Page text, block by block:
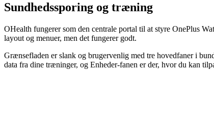
Sundhedssporing og træning
OHealth fungerer som den centrale portal til at styre OnePlus
layout og menuer, men det fungerer godt.
Grænsefladen er slank og brugervenlig med tre hovedfaner i
data fra dine træninger, og Enheder-fanen er der, hvor du kan